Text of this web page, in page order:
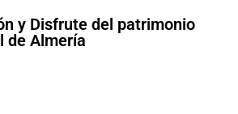
y Disfrute del patrimonio
de Almería